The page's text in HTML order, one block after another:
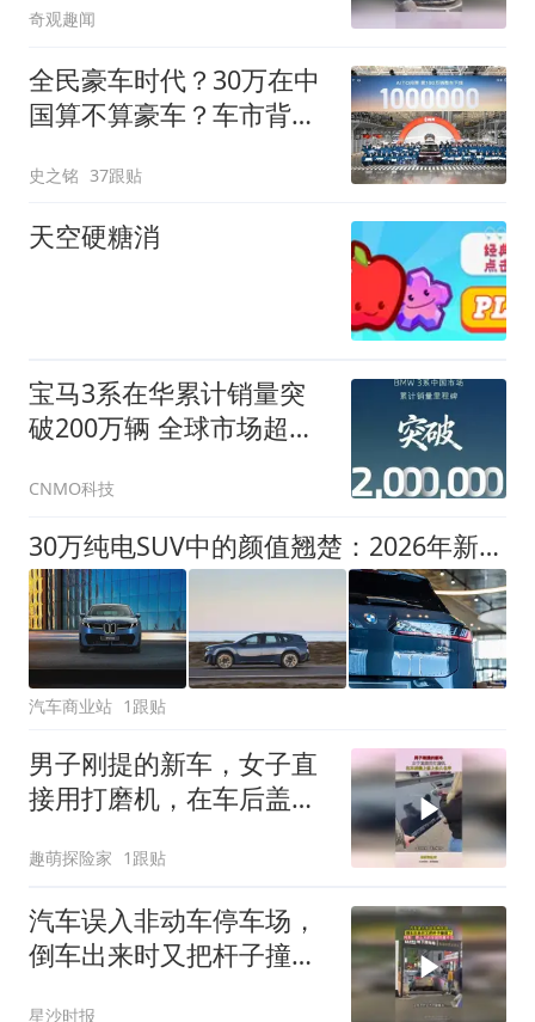
奇观趣闻
全民豪车时代？30万在中
国算不算豪车？车市背后
史之铭 37跟贴
天空硬糖消
宝马3系在华累计销量突
破200万辆 全球市场超千
CNMO科技
30万纯电SUV中的颜值翘楚：2026年新款宝马iX3，豪华运动外观兼顾家用
汽车商业站 1跟贴
男子刚提的新车，女子直
接用打磨机，在车后盖上
趣萌探险家 1跟贴
汽车误入非动车停车场，
倒车出来时又把杆子撞倒
星沙时报